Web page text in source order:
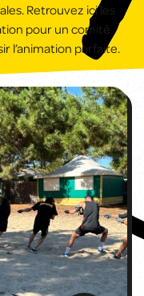
Retrouvez ici les
pour un comité
l’animation parfaite.